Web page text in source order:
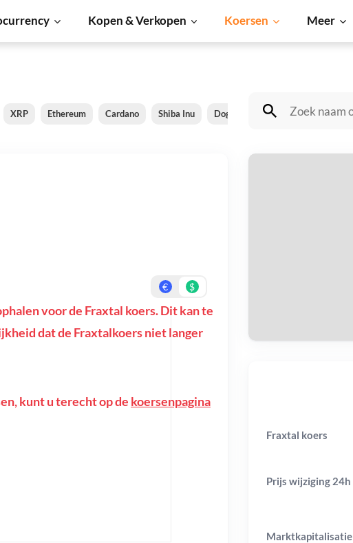
Kopen & Verkopen Koersen Meer
XRP Ethereum Cardano Shiba Inu Dogecoin Solana BNB
€ $
voor de Fraxtal koers. Dit kan te
dat de Fraxtalkoers niet langer
kunt u terecht op de koersenpagina
Fraxtal koers
Prijs wijziging 24h
Marktkapitalisatie